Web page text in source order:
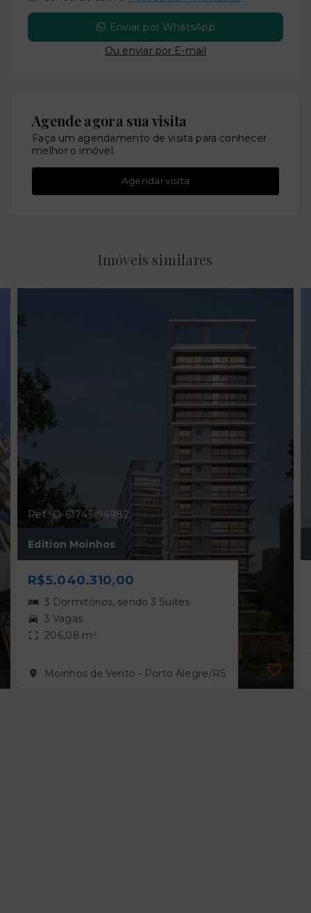
Enviar por WhatsApp
Ou enviar por E-mail
Agende agora sua visita
Faça um agendamento de visita para conhecer
melhor o imóvel.
Agendar visita
Imóveis similares
Ref.: O-61743-94982
Edition Moinhos
R$5.040.310,00
3 Dormitórios, sendo 3 Suítes
3 Vagas
206,08 m²
Moinhos de Vento - Porto Alegre/RS